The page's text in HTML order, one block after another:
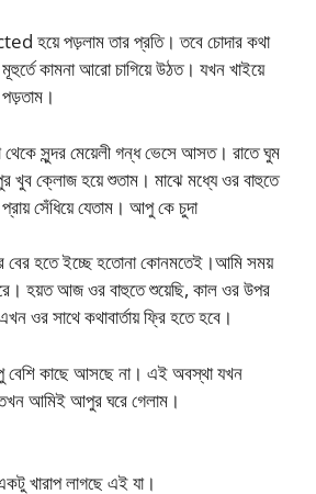
হয়ে পড়লাম তার প্রতি। তবে চোদার কথা
কামনা আরো চাগিয়ে উঠত। যখন খাইয়ে
সুন্দর মেয়েলী গন্ধ ভেসে আসত। রাতে ঘুম
ক্লোজ হয়ে শুতাম। মাঝে মধ্যে ওর বাহুতে
সেঁধিয়ে যেতাম। আপু কে চুদা
বের হতে ইচ্ছে হতোনা কোনমতেই।আমি সময়
হয়ত আজ ওর বাহুতে শুয়েছি, কাল ওর উপর
ওর সাথে কথাবার্তায় ফ্রি হতে হবে।
বেশি কাছে আসছে না। এই অবস্থা যখন
তখন আমিই আপুর ঘরে গেলাম।
খারাপ লাগছে এই যা।